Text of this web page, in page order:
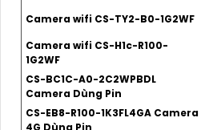
Camera wifi CS-TY2-B0-1G2WF
Camera wifi CS-H1c-R100-
1G2WF
CS-BC1C-A0-2C2WPBDL
Camera Dùng Pin
CS-EB8-R100-1K3FL4GA Camera
4G Dùng Pin